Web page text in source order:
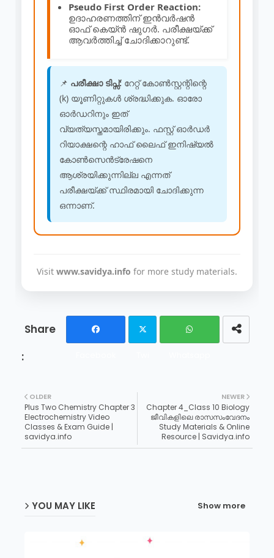
Pseudo First Order Reaction:
ഉദാഹരണത്തിന് ഇൻവർഷൻ
ഓഫ് കെയ്ൻ ഷുഗർ. പരീക്ഷയ്ക്ക്
ആവർത്തിച്ച് ചോദിക്കാറുണ്ട്.
📌 പരീക്ഷാ ടിപ്സ്: റേറ്റ് കോൺസ്റ്റന്റിന്റെ
(k) യൂണിറ്റുകൾ ശ്രദ്ധിക്കുക. ഓരോ
ഓർഡറിനും ഇത്
വ്യത്യസ്തമായിരിക്കും. ഫസ്റ്റ് ഓർഡർ
റിയാക്ഷന്റെ ഹാഫ് ലൈഫ് ഇനിഷ്യൽ
കോൺസെൻട്രേഷനെ
ആശ്രയിക്കുന്നില്ല എന്നത്
പരീക്ഷയ്ക്ക് സ്ഥിരമായി ചോദിക്കുന്ന
ഒന്നാണ്.
Visit www.savidya.info for more study materials.
NEWER
Chapter 4_Class 10 Biology
ജീവികളിലെ രാസസംവേദനം
Study Materials & Online
Resource | Savidya.info
OLDER
Plus Two Chemistry Chapter 3
Electrochemistry Video
Classes & Exam Guide |
savidya.info
YOU MAY LIKE Show more